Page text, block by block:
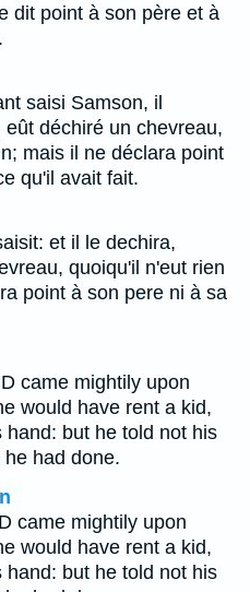
dit point à son père et à
saisi Samson, il
déchiré un chevreau,
mais il ne déclara point
qu'il avait fait.
et il le dechira,
quoiqu'il n'eut rien
point à son pere ni à sa
came mightily upon
would have rent a kid,
but he told not his
had done.
came mightily upon
would have rent a kid,
but he told not his